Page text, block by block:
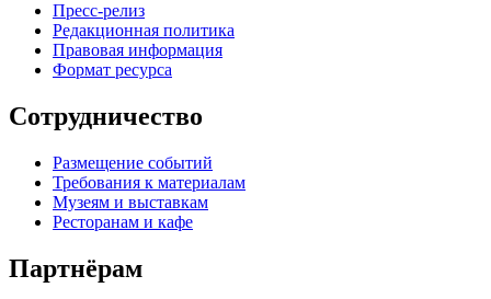
Пресс-релиз
Редакционная политика
Правовая информация
Формат ресурса
Сотрудничество
Размещение событий
Требования к материалам
Музеям и выставкам
Ресторанам и кафе
Партнёрам